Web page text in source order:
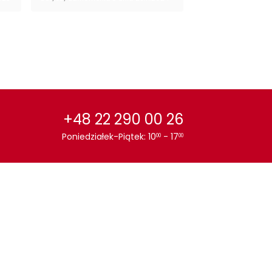
+48 22 290 00 26
Poniedziałek-Piątek: 1000 - 1700